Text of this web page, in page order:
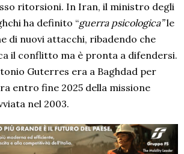
ritorsioni. In Iran, il ministro degli
ha definito “guerra psicologica”le
di nuovi attacchi, ribadendo che
il conflitto ma è pronta a difendersi.
Guterres era a Baghdad per
entro fine 2025 della missione
nel 2003.